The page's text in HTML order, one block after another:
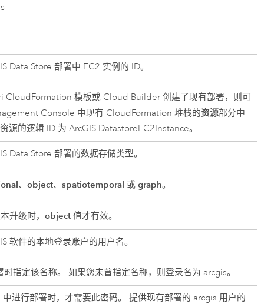
Data Store 部署中 EC2 实例的 ID。
CloudFormation 模板或 Cloud Builder 创建了现有部署，则可
Console 中现有 CloudFormation 堆栈的资源部分中
源的逻辑 ID 为ArcGIS DatastoreEC2Instance。
Data Store 部署的数据存储类型。
、object、spatiotemporal 或graph。
升级时，object 值才有效。
软件的本地登录账户的用户名。
指定该名称。 如果您未曾指定名称，则登录名为 arcgis。
中进行部署时，才需要此密码。 提供现有部署的 arcgis 用户的